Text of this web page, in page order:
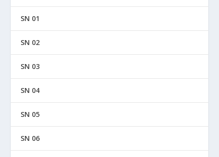
SN 01
SN 02
SN 03
SN 04
SN 05
SN 06